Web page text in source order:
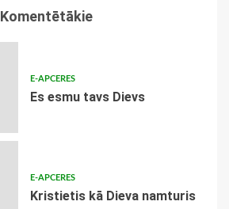
Komentētākie
E-APCERES
Es esmu tavs Dievs
E-APCERES
Kristietis kā Dieva namturis